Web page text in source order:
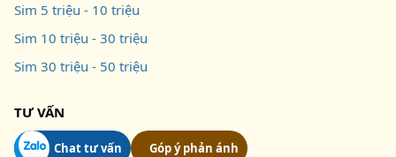
Sim 5 triệu - 10 triệu
Sim 10 triệu - 30 triệu
Sim 30 triệu - 50 triệu
TƯ VẤN
Chat tư vấn Góp ý phản ánh